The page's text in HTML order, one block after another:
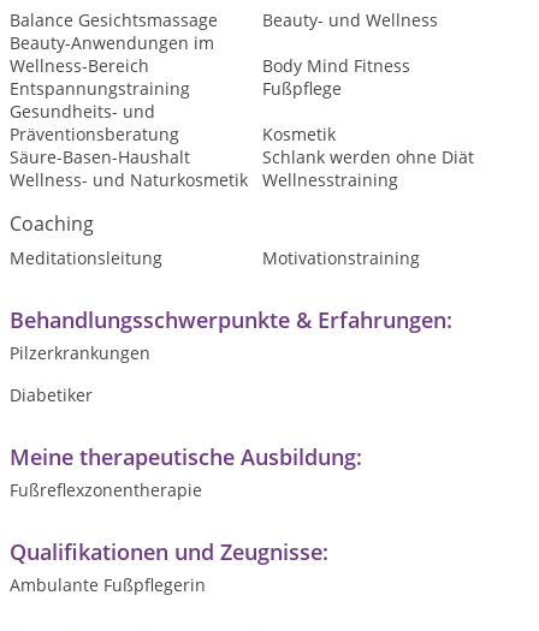
Balance Gesichtsmassage
Beauty- und Wellness
Beauty-Anwendungen im
Wellness-Bereich
Body Mind Fitness
Entspannungstraining
Fußpflege
Gesundheits- und
Präventionsberatung
Kosmetik
Säure-Basen-Haushalt
Schlank werden ohne Diät
Wellness- und Naturkosmetik
Wellnesstraining
Coaching
Meditationsleitung Motivationstraining
Behandlungsschwerpunkte & Erfahrungen:
Pilzerkrankungen
Diabetiker
Meine therapeutische Ausbildung:
Fußreflexzonentherapie
Qualifikationen und Zeugnisse:
Ambulante Fußpflegerin